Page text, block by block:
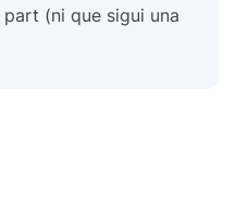
part (ni que sigui una